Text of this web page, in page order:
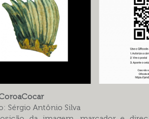
Sérgio Antônio Silva